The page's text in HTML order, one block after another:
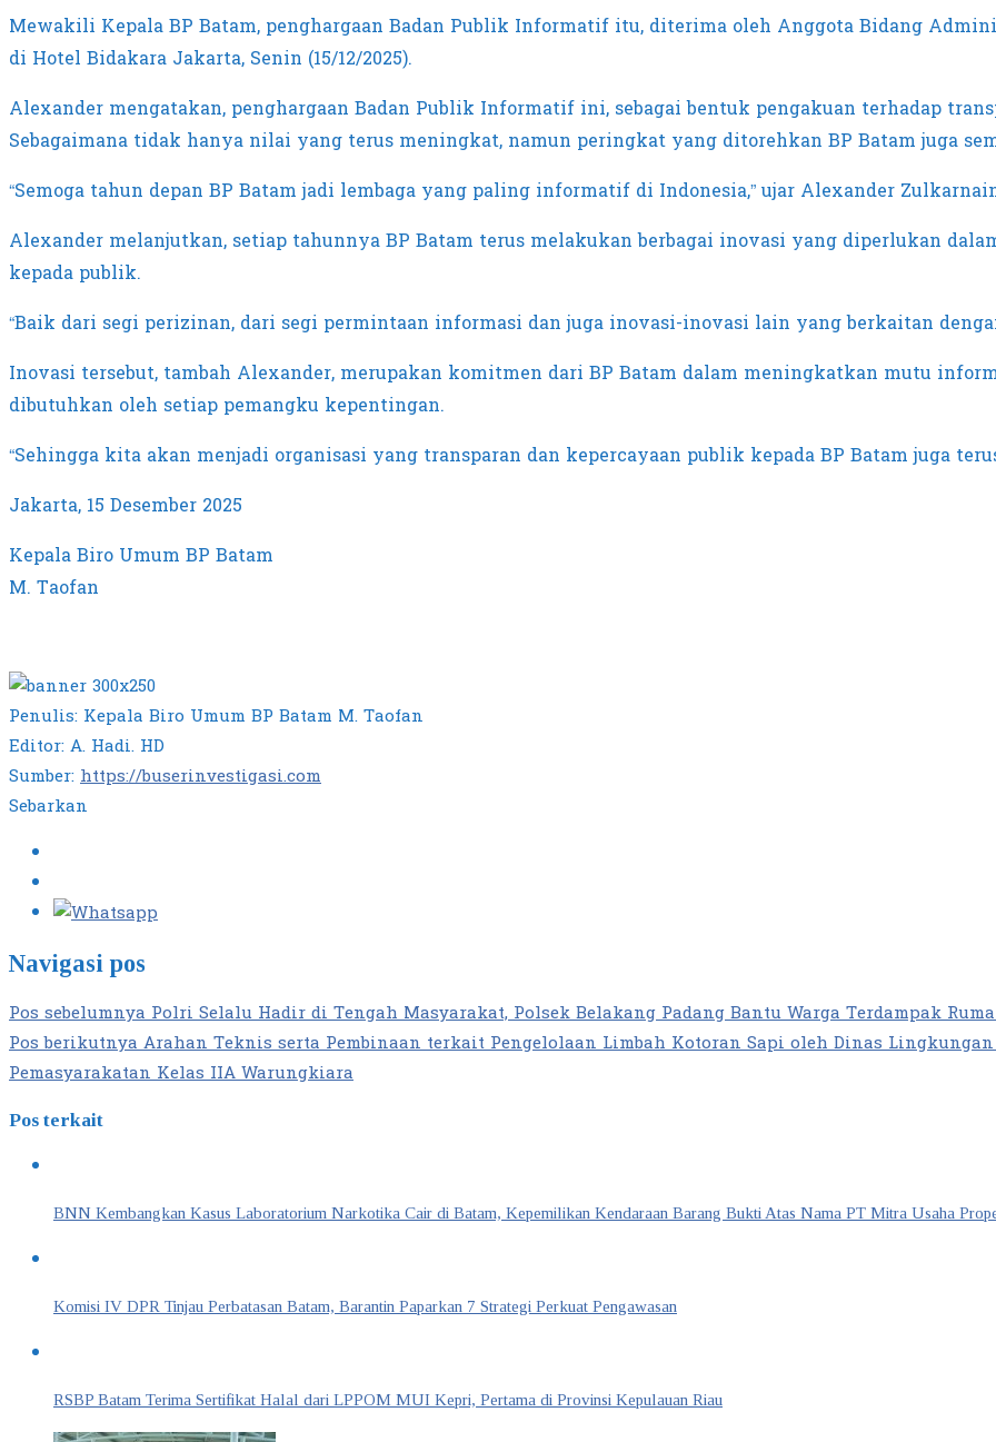
Mewakili Kepala BP Batam, penghargaan Badan Publik Informatif itu, diterima oleh Anggota Bidang
di Hotel Bidakara Jakarta, Senin (15/12/2025).
Alexander mengatakan, penghargaan Badan Publik Informatif ini, sebagai bentuk pengakuan terhadap
Sebagaimana tidak hanya nilai yang terus meningkat, namun peringkat yang ditorehkan BP Batam juga
“Semoga tahun depan BP Batam jadi lembaga yang paling informatif di Indonesia,” ujar Alexander
Alexander melanjutkan, setiap tahunnya BP Batam terus melakukan berbagai inovasi yang diperlukan
kepada publik.
“Baik dari segi perizinan, dari segi permintaan informasi dan juga inovasi-inovasi lain yang berkaitan
Inovasi tersebut, tambah Alexander, merupakan komitmen dari BP Batam dalam meningkatkan mutu
dibutuhkan oleh setiap pemangku kepentingan.
“Sehingga kita akan menjadi organisasi yang transparan dan kepercayaan publik kepada BP Batam juga
Jakarta, 15 Desember 2025
Kepala Biro Umum BP Batam
M. Taofan
Penulis: Kepala Biro Umum BP Batam M. Taofan
Editor: A. Hadi. HD
Sumber:https://buserinvestigasi.com
Sebarkan
Navigasi pos
Pos sebelumnyaPolri Selalu Hadir di Tengah Masyarakat, Polsek Belakang Padang Bantu Warga Terdampak
Pos berikutnyaArahan Teknis serta Pembinaan terkait Pengelolaan Limbah Kotoran Sapi oleh Dinas
Pemasyarakatan Kelas IIA Warungkiara
Pos terkait
BNN Kembangkan Kasus Laboratorium Narkotika Cair di Batam, Kepemilikan Kendaraan Barang Bukti Atas Nama PT Mitra Usaha
Komisi IV DPR Tinjau Perbatasan Batam, Barantin Paparkan 7 Strategi Perkuat Pengawasan
RSBP Batam Terima Sertifikat Halal dari LPPOM MUI Kepri, Pertama di Provinsi Kepulauan Riau